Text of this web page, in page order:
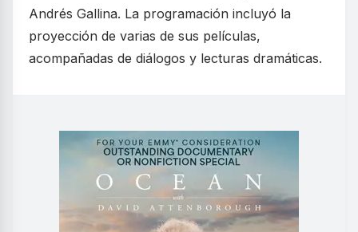
Andrés Gallina. La programación incluyó la
proyección de varias de sus películas,
acompañadas de diálogos y lecturas dramáticas.